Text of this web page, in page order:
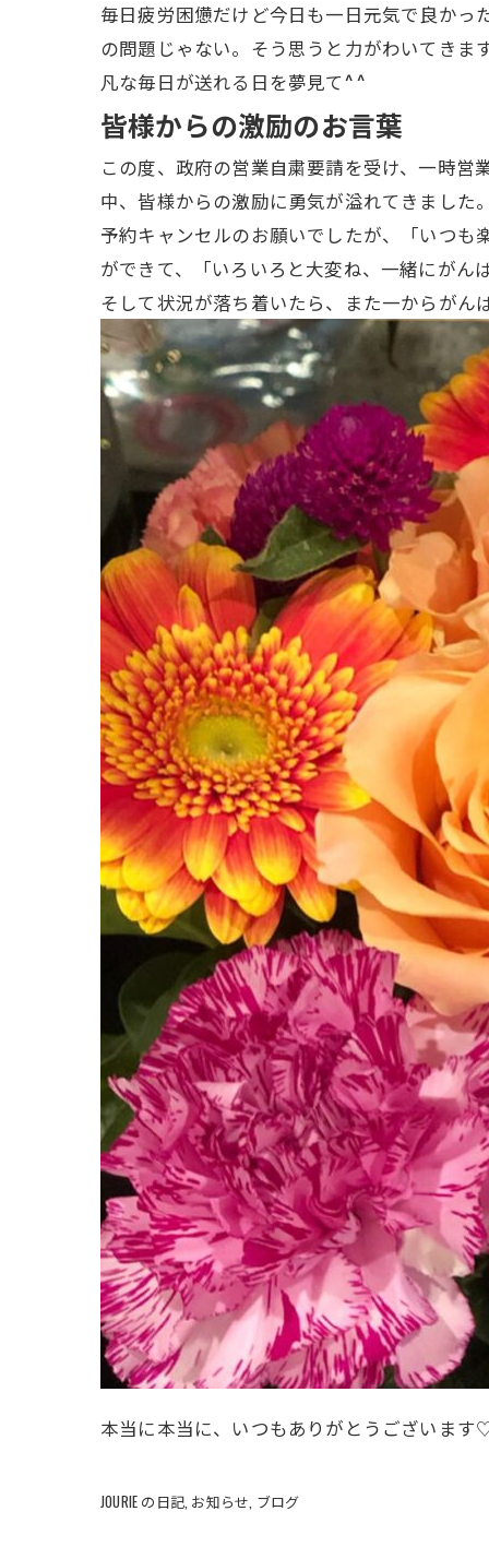
毎日疲労困憊だけど今日も一日元気で良かっ
の問題じゃない。そう思うと力がわいてきま
凡な毎日が送れる日を夢見て^ ^
皆様からの激励のお言葉
この度、政府の営業自粛要請を受け、一時
中、皆様からの激励に勇気が溢れてきました。
予約キャンセルのお願いでしたが、「いつも
ができて、「いろいろと大変ね、一緒にがん
そして状況が落ち着いたら、また一からが
本当に本当に、いつもありがとうございま
JOURIE の日記 お知らせ ブログ